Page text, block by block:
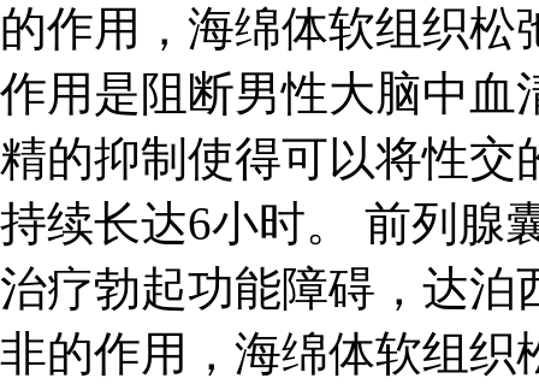
的作用，海绵体软组织
作用是阻断男性大脑中血
精的抑制使得可以将性交
持续长达6小时。 前列腺
治疗勃起功能障碍，达泊
非的作用，海绵体软组织